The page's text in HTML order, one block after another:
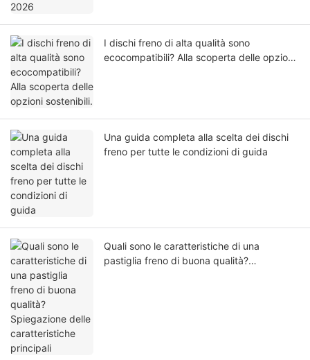
I dischi freno di alta qualità sono
ecocompatibili? Alla scoperta delle opzioni
Una guida completa alla scelta dei dischi
freno per tutte le condizioni di guida
Quali sono le caratteristiche di una
pastiglia freno di buona qualità?